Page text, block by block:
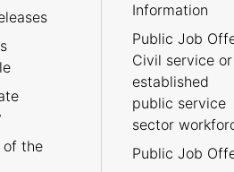
of the
Information
Public Job
Civil service or
established
public service
sector
Public Job